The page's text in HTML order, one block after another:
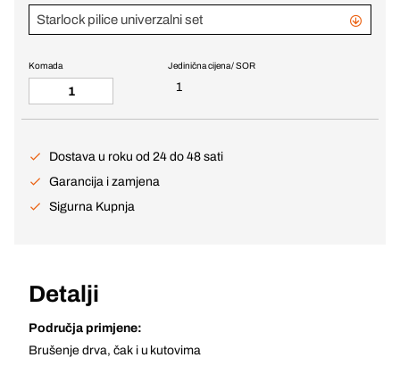
Starlock pilice univerzalni set
Jedinična cijena / SOR
1
Komada
Dostava u roku od 24 do 48 sati
Garancija i zamjena
Sigurna Kupnja
Detalji
Područja primjene:
Brušenje drva, čak i u kutovima